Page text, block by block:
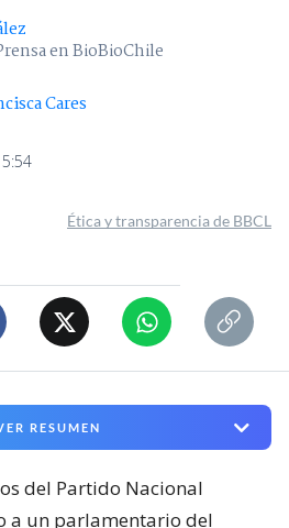
en BioBioChile
Cares
Ética y transparencia de BBCL
RESUMEN
del Partido Nacional
a un parlamentario del